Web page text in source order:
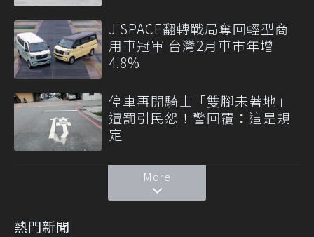
J SPACE翻轉戰局奪回輕型商
用車冠軍 台灣2月車市年增
4.8%
停車再開騎士「雙腳未著地」
遭罰引民怨！警回覆：這是規
定
More
熱門新聞